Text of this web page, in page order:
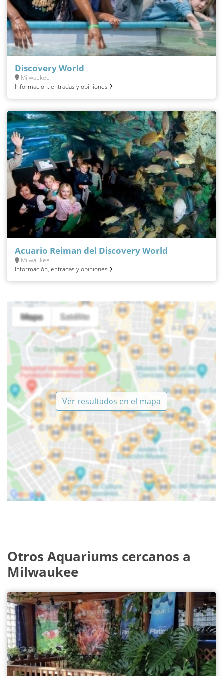
Discovery World
Milwaukee
Información, entradas y opiniones
Acuario Reiman del Discovery World
Milwaukee
Información, entradas y opiniones
Ver resultados en el mapa
Otros Aquariums cercanos a
Milwaukee